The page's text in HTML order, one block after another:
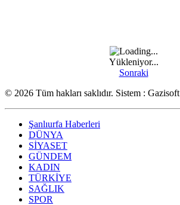
Yükleniyor...
Sonraki
© 2026 Tüm hakları saklıdır. Sistem : Gazisoft
Şanlıurfa Haberleri
DÜNYA
SİYASET
GÜNDEM
KADIN
TÜRKİYE
SAĞLIK
SPOR